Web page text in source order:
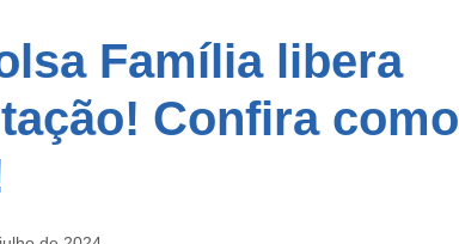
Família libera
Confira como